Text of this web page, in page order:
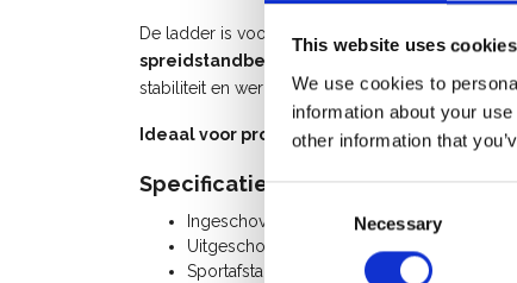
This website uses cookies
We use cookies to
information about your
other information that
Consent
Selection
Necessary
De ladder is voorzien van
spreidstandbeveiliging
stabiliteit en werkcomfort.
Ideaal voor professioneel en intensief
Specificaties:
Ingeschoven lengte: 1,75 m
Uitgeschoven lengte: 4,25 m
Sportafstand: 25 cm